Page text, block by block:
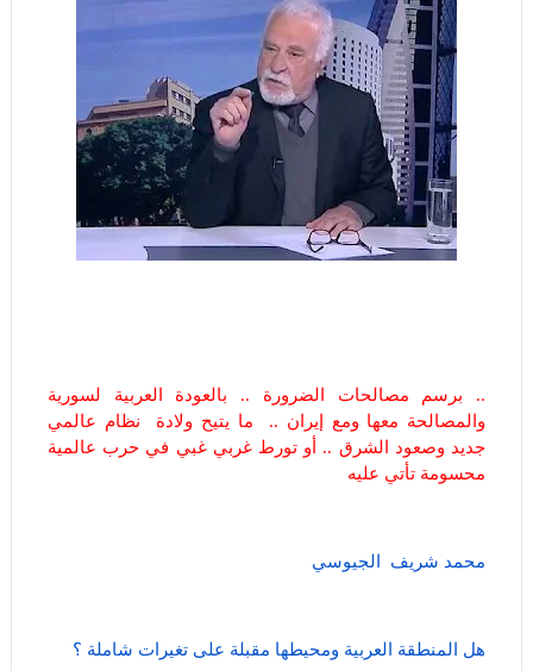
.. برسم مصالحات الضرورة .. بالعودة العربية لسورية
والمصالحة معها ومع إيران .. ما يتيح ولادة نظام عالمي
جديد وصعود الشرق .. أو تورط غربي غبي في حرب عالمية
محسومة تأتي عليه
محمد شريف الجيوسي
هل المنطقة العربية ومحيطها مقبلة على تغيرات شاملة ؟